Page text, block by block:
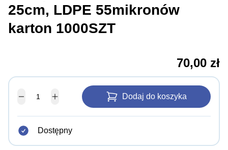
25cm, LDPE 55mikronów
karton 1000SZT
70,00 zł
Dodaj do koszyka
Dostępny